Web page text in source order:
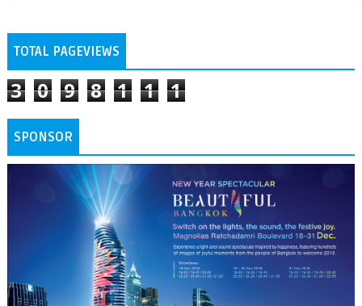
TOTAL PAGEVIEWS
3 0 9 8 1 1 1
SPONSOR